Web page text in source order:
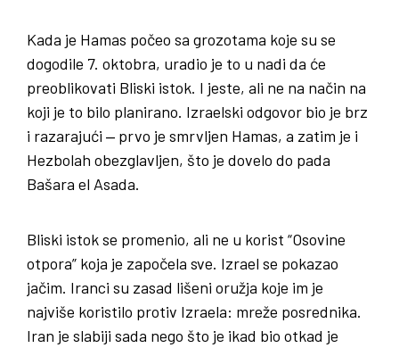
Kada je Hamas počeo sa grozotama koje su se
dogodile 7. oktobra, uradio je to u nadi da će
preoblikovati Bliski istok. I jeste, ali ne na način na
koji je to bilo planirano. Izraelski odgovor bio je brz
i razarajući ‒ prvo je smrvljen Hamas, a zatim je i
Hezbolah obezglavljen, što je dovelo do pada
Bašara el Asada.
Bliski istok se promenio, ali ne u korist “Osovine
otpora” koja je započela sve. Izrael se pokazao
jačim. Iranci su zasad lišeni oružja koje im je
najviše koristilo protiv Izraela: mreže posrednika.
Iran je slabiji sada nego što je ikad bio otkad je